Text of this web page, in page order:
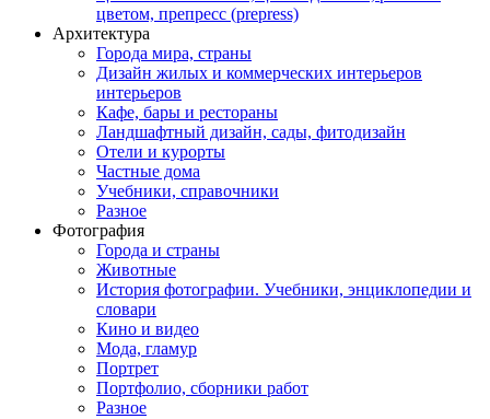
цветом, препресс (prepress)
Архитектура
Города мира, страны
Дизайн жилых и коммерческих интерьеров
интерьеров
Кафе, бары и рестораны
Ландшафтный дизайн, сады, фитодизайн
Отели и курорты
Частные дома
Учебники, справочники
Разное
Фотография
Города и страны
Животные
История фотографии. Учебники, энциклопедии и
словари
Кино и видео
Мода, гламур
Портрет
Портфолио, сборники работ
Разное